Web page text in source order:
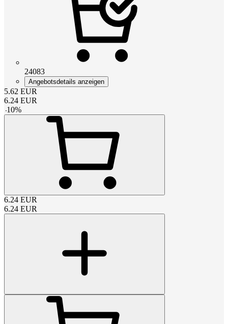
24083
Angebotsdetails anzeigen
5.62 EUR
6.24 EUR
-10%
6.24 EUR
6.24 EUR